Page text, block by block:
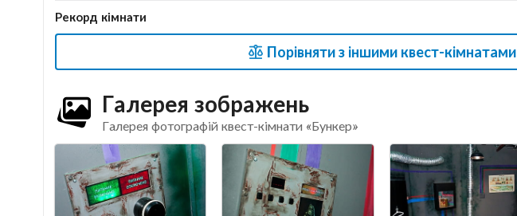
Рекорд кімнати
Порівняти з іншими квест-кімнатами
Галерея зображень
Галерея фотографій квест-кімнати «Бункер»